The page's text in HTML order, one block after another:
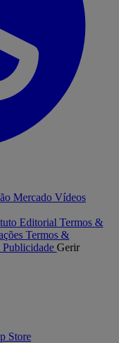
Mercado Vídeos
Editorial Termos &
Termos &
Publicidade Gerir
Store